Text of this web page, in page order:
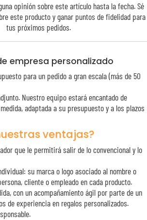
opinión sobre este artículo hasta la fecha. Sé
este producto y ganar puntos defidelidadpara
tus próximos pedidos.
empresa personalizado
para un pedido a gran escala (más de 50
Nuestro equipo estará encantado de
adaptada a su presupuesto y a los plazos
ventajas?
que le permitirá salir de lo convencional y lo
su marca o logo asociado al nombre o
cliente o empleado en cada producto.
con un acompañamiento ágil por parte de un
de experiencia en regalos personalizados.